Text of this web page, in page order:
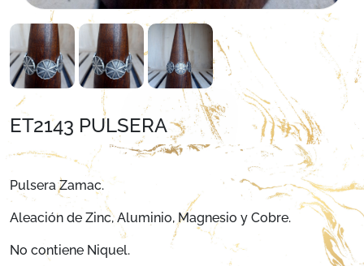
ET2143 PULSERA
Pulsera Zamac.
Aleación de Zinc, Aluminio, Magnesio y Cobre.
No contiene Niquel.